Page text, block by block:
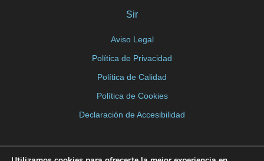
Sir
Aviso Legal
Política de Privacidad
Política de Calidad
Política de Cookies
Declaración de Accesibilidad